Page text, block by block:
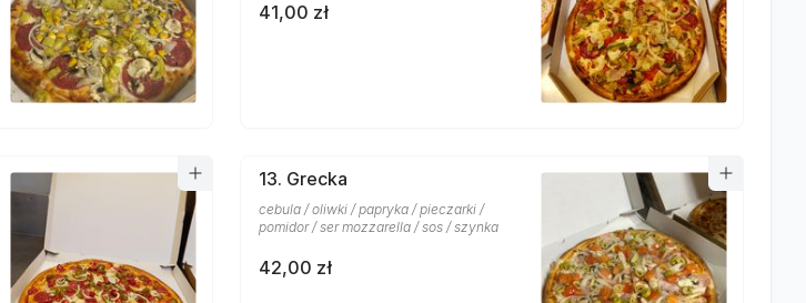
41,00 zł
13. Grecka
cebula / oliwki / papryka / pieczarki /
pomidor / ser mozzarella / sos / szynka
42,00 zł